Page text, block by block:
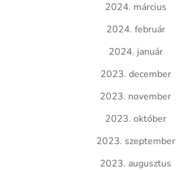
2024. március
2024. február
2024. január
2023. december
2023. november
2023. október
2023. szeptember
2023. augusztus